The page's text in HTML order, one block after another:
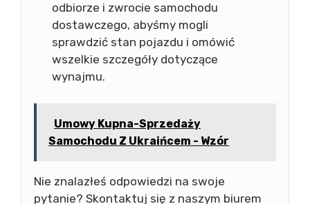
odbiorze i zwrocie samochodu
dostawczego, abyśmy mogli
sprawdzić stan pojazdu i omówić
wszelkie szczegóły dotyczące
wynajmu.
Umowy Kupna-Sprzedaży
Samochodu Z Ukraińcem - Wzór
Nie znalazłeś odpowiedzi na swoje
pytanie? Skontaktuj się z naszym biurem